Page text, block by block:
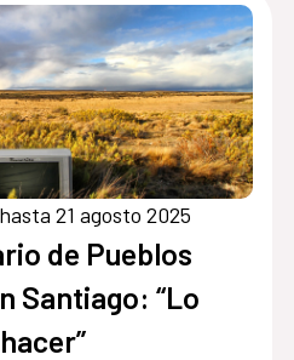
21 agosto 2025
de Pueblos
Santiago: “Lo